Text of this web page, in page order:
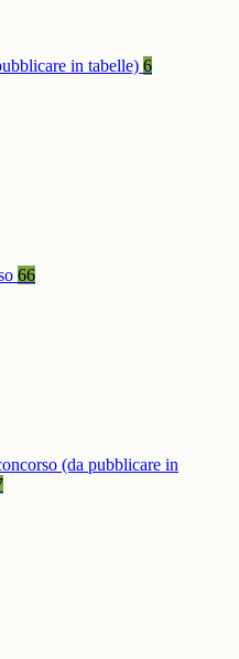
in tabelle) 6
66
(da pubblicare in